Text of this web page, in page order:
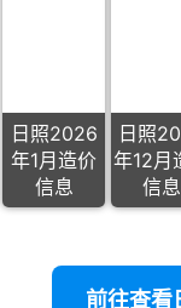
日照2026
年1月造价
信息
日照
年12月
信息
前往查看